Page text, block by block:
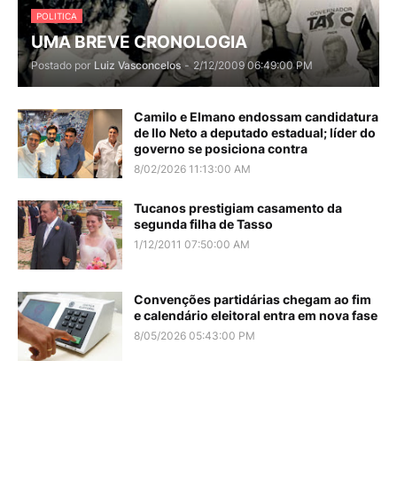
POLITICA
UMA BREVE CRONOLOGIA
Postado por Luiz Vasconcelos - 2/12/2009 06:49:00 PM
Camilo e Elmano endossam candidatura
de Ilo Neto a deputado estadual; líder do
governo se posiciona contra
8/02/2026 11:13:00 AM
Tucanos prestigiam casamento da
segunda filha de Tasso
1/12/2011 07:50:00 AM
Convenções partidárias chegam ao fim
e calendário eleitoral entra em nova fase
8/05/2026 05:43:00 PM